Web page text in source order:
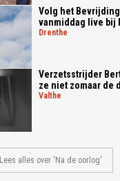
Volg het
vanmiddag live bij
drenthe
Verzetsstrijder
ze niet zomaar de
valthe
Lees alles over 'Na de oorlog'